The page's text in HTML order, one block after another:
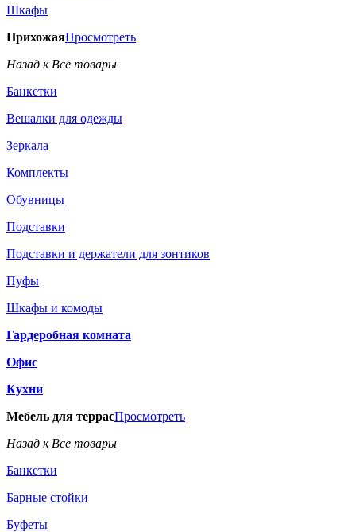
Шкафы
ПрихожаяПросмотреть
Назад к Все товары
Банкетки
Вешалки для одежды
Зеркала
Комплекты
Обувницы
Подставки
Подставки и держатели для зонтиков
Пуфы
Шкафы и комоды
Гардеробная комната
Офис
Кухни
Мебель для террасПросмотреть
Назад к Все товары
Банкетки
Барные стойки
Буфеты